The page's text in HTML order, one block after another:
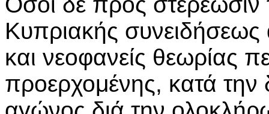
Κυπριακής
και νεοφανείς θεωρίας
προερχομένης, κατά την